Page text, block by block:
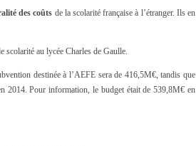
des coûts de la scolarité française à l’étranger. Ils en
scolarité au lycée Charles de Gaulle.
destinée à l’AEFE sera de 416,5M€, tandis que
2014. Pour information, le budget était de 539,8M€ en